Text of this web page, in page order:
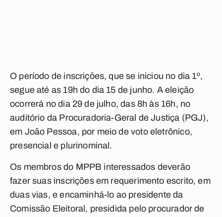
O período de inscrições, que se iniciou no dia 1º,
segue até as 19h do dia 15 de junho. A eleição
ocorrerá no dia 29 de julho, das 8h às 16h, no
auditório da Procuradoria-Geral de Justiça (PGJ),
em João Pessoa, por meio de voto eletrônico,
presencial e plurinominal.
Os membros do MPPB interessados deverão
fazer suas inscrições em requerimento escrito, em
duas vias, e encaminhá-lo ao presidente da
Comissão Eleitoral, presidida pelo procurador de